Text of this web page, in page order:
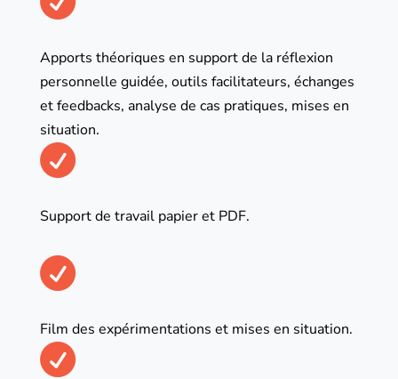
Apports théoriques en support de la réflexion
personnelle guidée, outils facilitateurs, échanges
et feedbacks, analyse de cas pratiques, mises en
situation.

Support de travail papier et PDF.

Film des expérimentations et mises en situation.
